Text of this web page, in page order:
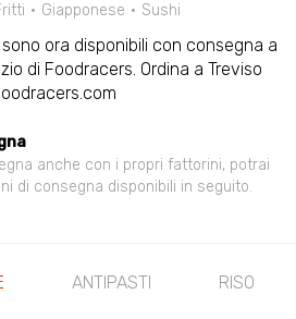
Giapponese Sushi
ora disponibili con consegna a
di Foodracers. Ordina a Treviso
anche con i propri fattorini, potrai
di consegna disponibili in seguito.
ANTIPASTI RISO